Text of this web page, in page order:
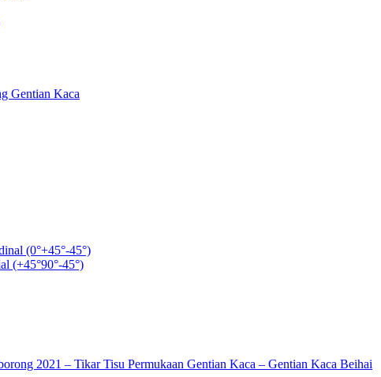
Gentian Kaca
(0°+45°-45°)
(+45°90°-45°)
2021 – Tikar Tisu Permukaan Gentian Kaca – Gentian Kaca Beihai